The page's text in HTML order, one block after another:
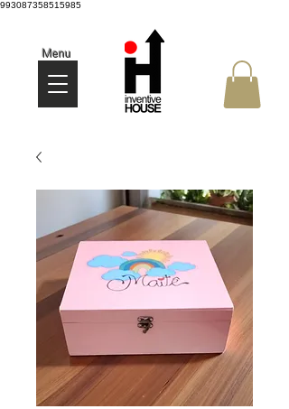
993087358515985
Menu